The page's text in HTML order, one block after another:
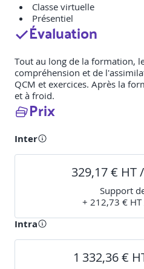
Classe virtuelle
Présentiel
Évaluation
Tout au long de la formation,
compréhension et de
QCM et exercices. Après la
et à froid.
Prix
Inter
329,17 € HT
Support
+ 212,73 €
Intra
1 332,36 €